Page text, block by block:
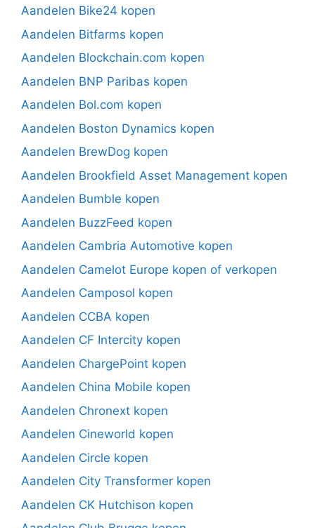
Aandelen Bike24 kopen
Aandelen Bitfarms kopen
Aandelen Blockchain.com kopen
Aandelen BNP Paribas kopen
Aandelen Bol.com kopen
Aandelen Boston Dynamics kopen
Aandelen BrewDog kopen
Aandelen Brookfield Asset Management kopen
Aandelen Bumble kopen
Aandelen BuzzFeed kopen
Aandelen Cambria Automotive kopen
Aandelen Camelot Europe kopen of verkopen
Aandelen Camposol kopen
Aandelen CCBA kopen
Aandelen CF Intercity kopen
Aandelen ChargePoint kopen
Aandelen China Mobile kopen
Aandelen Chronext kopen
Aandelen Cineworld kopen
Aandelen Circle kopen
Aandelen City Transformer kopen
Aandelen CK Hutchison kopen